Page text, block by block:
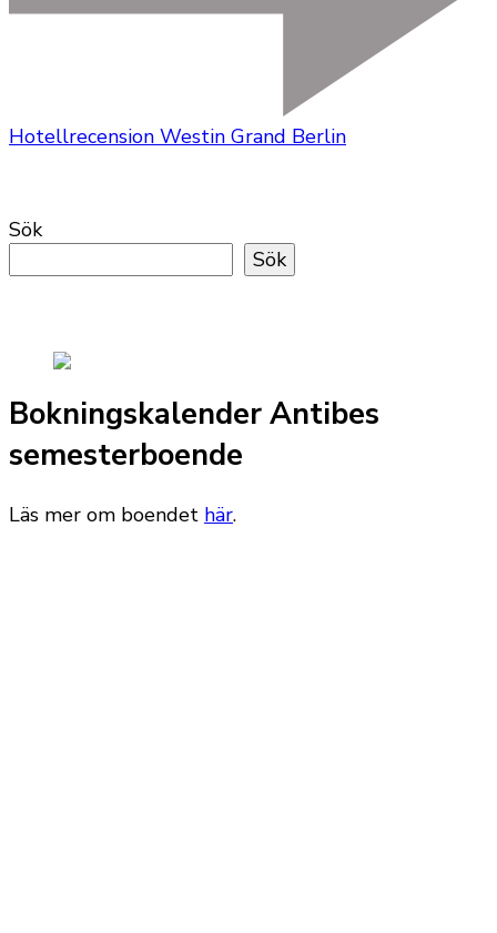
Hotellrecension Westin Grand Berlin
Sök
Sök
Bokningskalender Antibes
semesterboende
Läs mer om boendet här.